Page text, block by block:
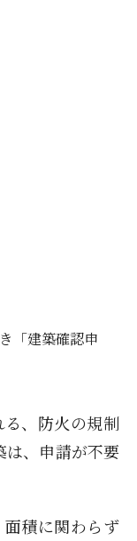
「建築確認申
、防火の規制
は、申請が不要
積に関わらず